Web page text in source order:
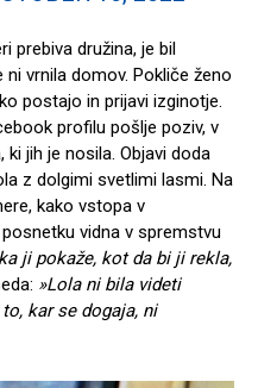
prebiva družina, je bil
vrnila domov. Pokliče ženo
postajo in prijavi izginotje.
profilu pošlje poziv, v
jih je nosila. Objavi doda
z dolgimi svetlimi lasmi. Na
kako vstopa v
vidna v spremstvu
ji pokaže, kot da bi ji rekla,
»Lola ni bila videti
kar se dogaja, ni